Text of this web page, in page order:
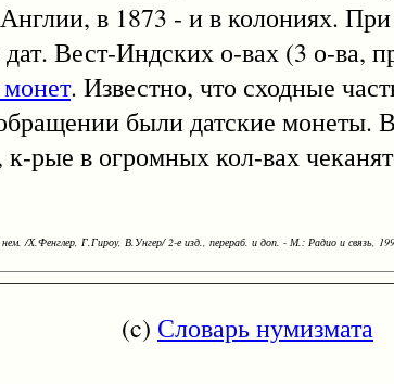
в 1873 - и в колониях. При
дат. Вест-Индских о-вах (3 о-
. Известно, что сходные
были датские
рые в огромных кол-вах
/Х.Фенглер, Г.Гироу, В.Унгер/ 2-е изд., перераб. и доп. - М.: Радио и связь,
(c) Словарь нумизмата